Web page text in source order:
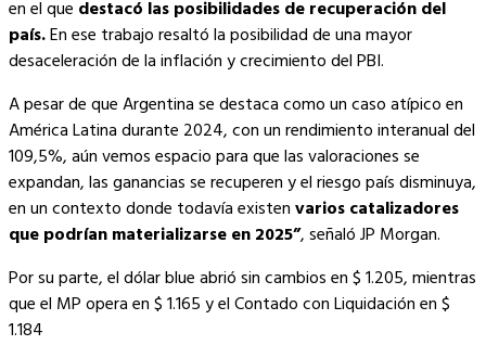
en el que destacó las posibilidades de recuperación del
país.En ese trabajo resaltó la posibilidad de una mayor
desaceleración de la inflación y crecimiento del PBI.
A pesar de que Argentina se destaca como un caso atípico en
América Latina durante 2024, con un rendimiento interanual del
109,5%, aún vemos espacio para que las valoraciones se
expandan, las ganancias se recuperen y el riesgo país disminuya,
en un contexto donde todavía existen varios catalizadores
que podrían materializarse en 2025”, señaló JP Morgan.
Por su parte, el dólar blue abrió sin cambios en $ 1.205, mientras
que el MP opera en $ 1.165 y el Contado con Liquidación en $
1.184